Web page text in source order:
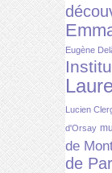
Eugène
Lucien
d'Orsay
de
de